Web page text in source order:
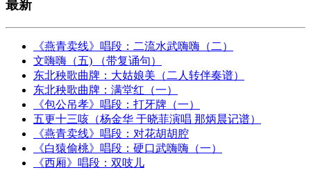
最新
《燕青卖线》唱段：二流水武嗨嗨（二）
文嗨嗨（五) （带复诵句）
东北秧歌曲牌：大姑娘美（二人转伴奏谱）
东北秧歌曲牌：满堂红（一）
《包公吊孝》唱段：打牙牌（一）
五更十三咳（杨金华 于晓菲演唱 那炳晨记谱）
《燕青卖线》唱段：对花胡胡腔
《白猿偷桃》唱段：硬口武嗨嗨（一）
《西厢》唱段：双吱儿